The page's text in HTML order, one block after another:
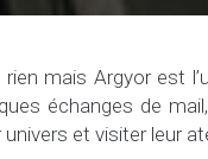
mais Argyor est
échanges de
et visiter leur